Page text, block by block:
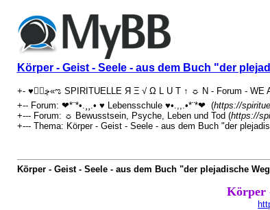
Körper - Geist - Seele - aus dem Buch "der
+-- Forum: ❤*¨*•.¸¸.• ♥ Lebensschule ♥•.,,.•*¨*❤ (https://
+--- Forum: ☼ Bewusstsein, Psyche, Leben und Tod (https://
+--- Thema: Körper - Geist - Seele - aus dem Buch "der
Körper - Geist - Seele - aus dem Buch "der plejadische
Körper